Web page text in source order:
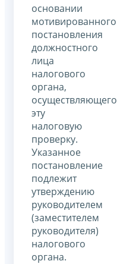
основании
мотивированного
постановления
должностного
лица
налогового
органа,
осуществляющего
эту
налоговую
проверку.
Указанное
постановление
подлежит
утверждению
руководителем
(заместителем
руководителя)
налогового
органа.